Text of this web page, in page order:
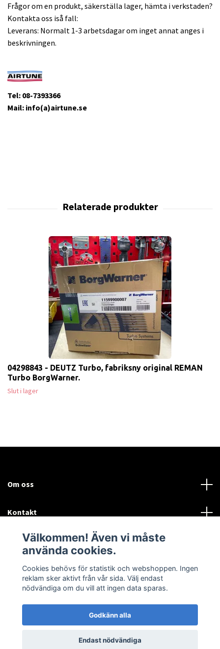
Frågor om en produkt, säkerställa lager, hämta i verkstaden?
Kontakta oss iså fall:
Leverans: Normalt 1-3 arbetsdagar om inget annat anges i
beskrivningen.
Tel: 08-7393366
Mail: info(a)airtune.se
04298843 - DEUTZ Turbo, fabriksny original REMAN
Turbo BorgWarner.
Slut i lager
Om oss
Kontakt
Mer information:
Sociala medier
© 2026 Airtune Marin och Industriturbo
Välkommen! Även vi måste
använda cookies.
Cookies behövs för statistik och webshoppen. Ingen
reklam sker aktivt från vår sida. Välj endast
nödvändiga om du vill att ingen data sparas.
Godkänn alla
Endast nödvändiga